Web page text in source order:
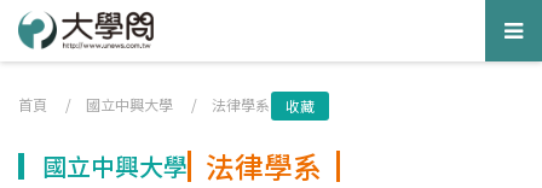
首頁 / 國立中興大學 / 法律學系 收藏
國立中興大學 法律學系